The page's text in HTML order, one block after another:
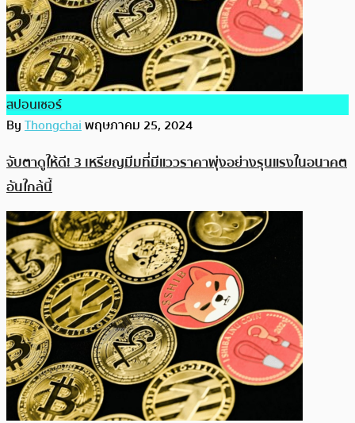
สปอนเซอร์
ByThongchaiพฤษภาคม 25, 2024
จับตาดูให้ดี! 3 เหรียญมีมที่มีแววราคาพุ่งอย่างรุนแรงในอนาคต
อันใกล้นี้